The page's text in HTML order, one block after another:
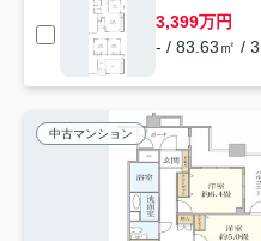
3,399万円
- / 83.63㎡ /
中古マンション